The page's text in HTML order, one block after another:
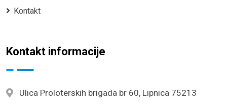
Kontakt
Kontakt informacije
Ulica Proloterskih brigada br 60, Lipnica 75213